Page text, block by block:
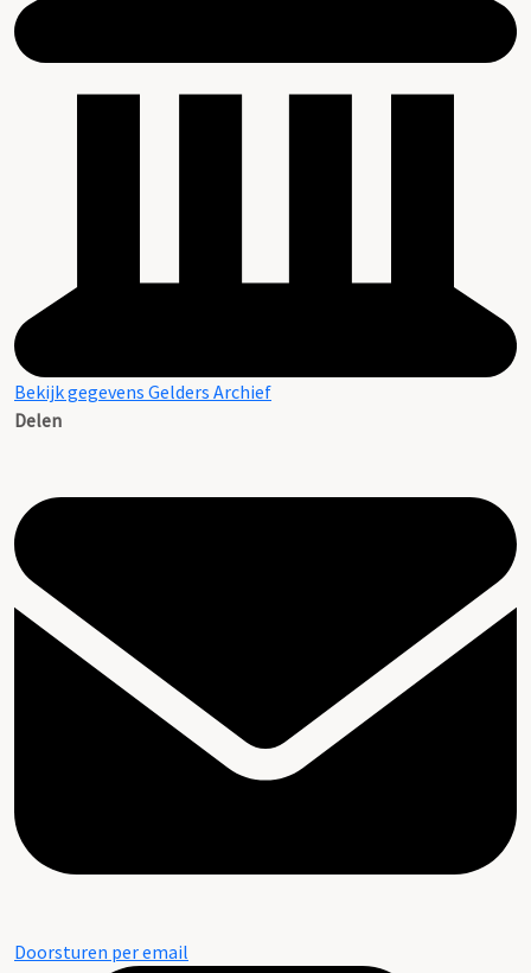
Bekijk gegevens Gelders Archief
Delen
Doorsturen per email